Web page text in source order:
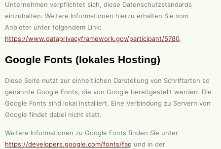
Unternehmen verpflichtet sich, diese Datenschutzstandards
einzuhalten. Weitere Informationen hierzu erhalten Sie vom
Anbieter unter folgendem Link:
https://www.dataprivacyframework.gov/participant/5780.
Google Fonts (lokales Hosting)
Diese Seite nutzt zur einheitlichen Darstellung von Schriftarten so
genannte Google Fonts, die von Google bereitgestellt werden. Die
Google Fonts sind lokal installiert. Eine Verbindung zu Servern von
Google findet dabei nicht statt.
Weitere Informationen zu Google Fonts finden Sie unter
https://developers.google.com/fonts/faq und in der